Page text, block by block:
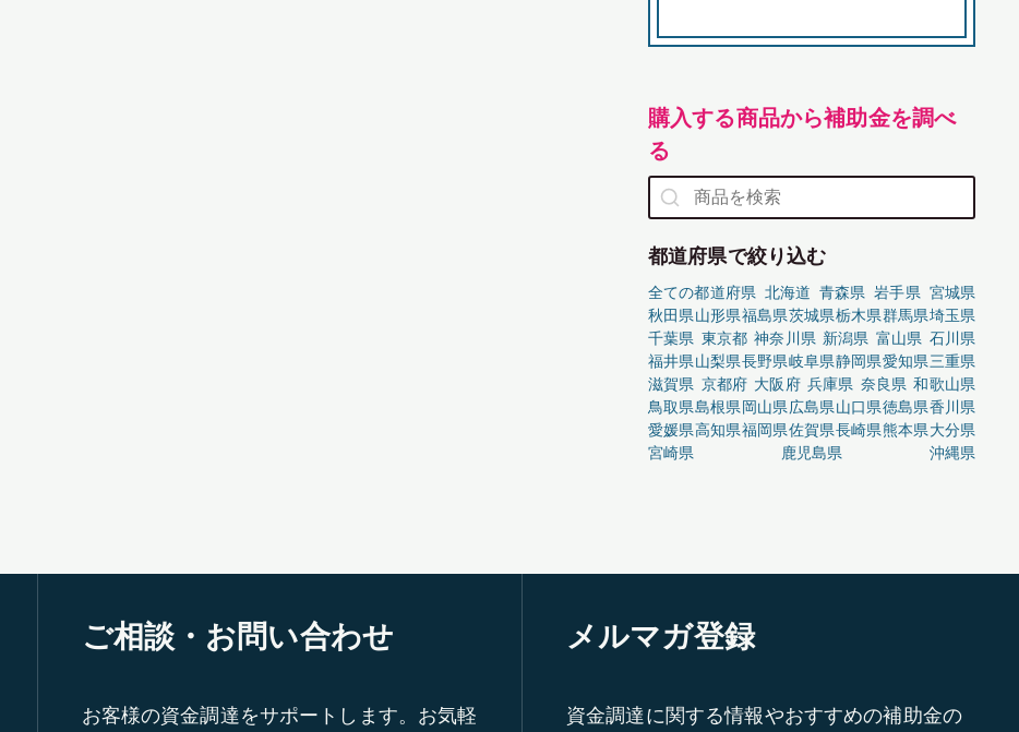
購入する商品から補助金を調べ
る
都道府県で絞り込む
全ての都道府県 北海道 青森県 岩手県 宮城県
秋田県山形県福島県茨城県栃木県群馬県埼玉県
千葉県 東京都 神奈川県 新潟県 富山県 石川県
福井県山梨県長野県岐阜県静岡県愛知県三重県
滋賀県 京都府 大阪府 兵庫県 奈良県 和歌山県
鳥取県島根県岡山県広島県山口県徳島県香川県
愛媛県高知県福岡県佐賀県長崎県熊本県大分県
宮崎県
鹿児島県 沖縄県
ご相談・お問い合わせ
お客様の資金調達をサポートします。お気軽
メルマガ登録
資金調達に関する情報やおすすめの補助金の